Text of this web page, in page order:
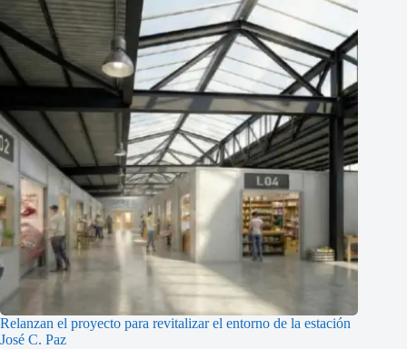
Relanzan el proyecto para revitalizar el entorno de la estación
José C. Paz